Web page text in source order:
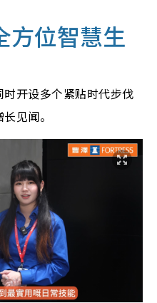
位智慧生
开设多个紧贴时代步伐
见闻。